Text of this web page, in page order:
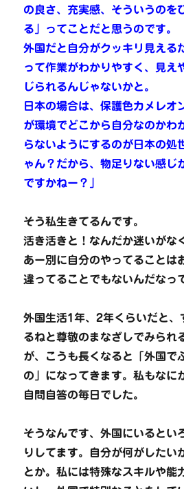
の良さ、充実感、そういうのを
る」ってことだと思うのです。
外国だと自分がクッキリ見える
って作業がわかりやすく、見え
じられるんじゃないかと。
日本の場合は、保護色カメレオ
が環境でどこから自分なのかわ
らないようにするのが日本の処
ゃん？だから、物足りない感じ
ですかねー？」
そう私生きてるんです。
活き活きと！なんだか迷いがな
あー別に自分のやってることは
違ってることでもないんだなっ
外国生活1年、2年くらいだと、
るねと尊敬のまなざしでみられ
が、こうも長くなると「外国で
の」になってきます。私もなに
自問自答の毎日でした。
そうなんです、外国にいるとい
りしてます。自分が何がしたい
とか。私には特殊なスキルや能